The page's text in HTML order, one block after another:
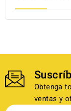
Obtenga
ventas y